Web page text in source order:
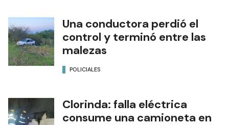
Una conductora perdió el
control y terminó entre las
malezas
POLICIALES
Clorinda: falla eléctrica
consume una camioneta en